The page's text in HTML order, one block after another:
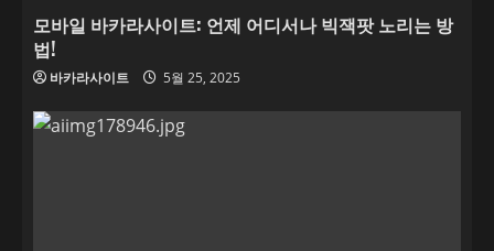
모바일 바카라사이트: 언제 어디서나 빅잭팟 노리는 방
법!
바카라사이트 5월 25, 2025